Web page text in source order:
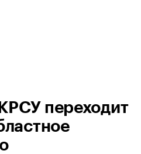
переходит